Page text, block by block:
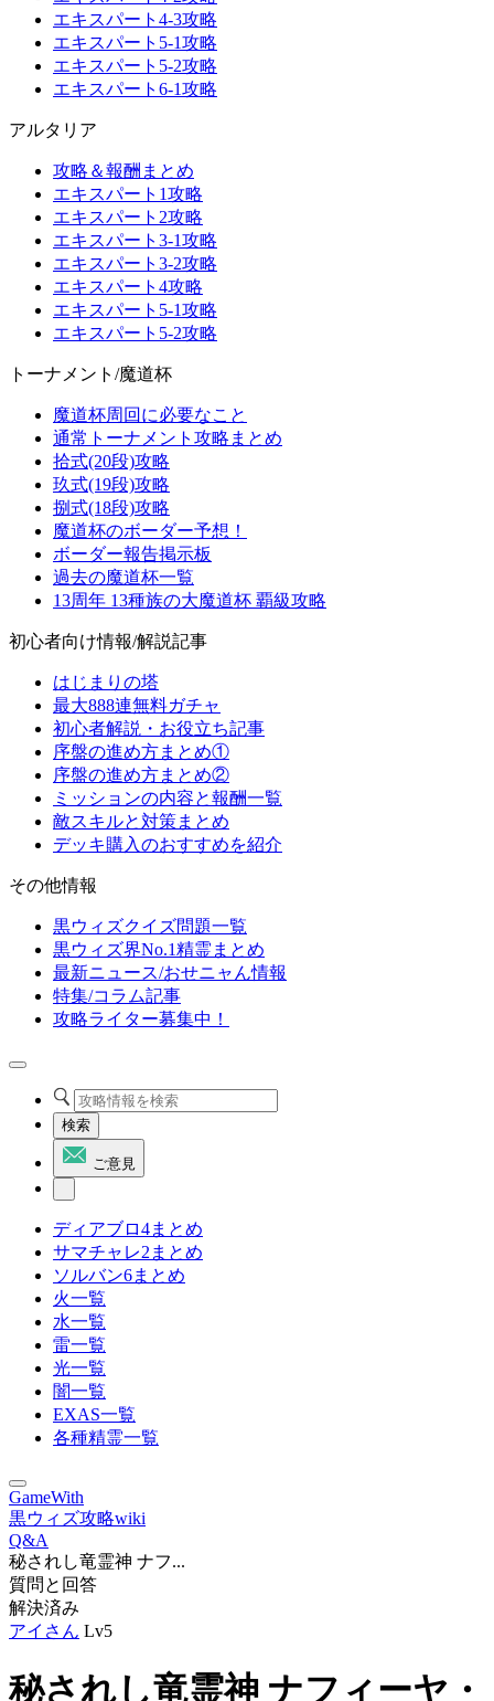
エキスパート4-3攻略
エキスパート5-1攻略
エキスパート5-2攻略
エキスパート6-1攻略
アルタリア
攻略＆報酬まとめ
エキスパート1攻略
エキスパート2攻略
エキスパート3-1攻略
エキスパート3-2攻略
エキスパート4攻略
エキスパート5-1攻略
エキスパート5-2攻略
トーナメント/魔道杯
魔道杯周回に必要なこと
通常トーナメント攻略まとめ
拾式(20段)攻略
玖式(19段)攻略
捌式(18段)攻略
魔道杯のボーダー予想！
ボーダー報告掲示板
過去の魔道杯一覧
13周年 13種族の大魔道杯 覇級攻略
初心者向け情報/解説記事
はじまりの塔
最大888連無料ガチャ
初心者解説・お役立ち記事
序盤の進め方まとめ①
序盤の進め方まとめ②
ミッションの内容と報酬一覧
敵スキルと対策まとめ
デッキ購入のおすすめを紹介
その他情報
黒ウィズクイズ問題一覧
黒ウィズ界No.1精霊まとめ
最新ニュース/おせニャん情報
特集/コラム記事
攻略ライター募集中！
検索
ご意見
ディアブロ4まとめ
サマチャレ2まとめ
ソルバン6まとめ
火一覧
水一覧
雷一覧
光一覧
闇一覧
EXAS一覧
各種精霊一覧
GameWith
黒ウィズ攻略wiki
Q&A
秘されし竜霊神 ナフ...
質問と回答
解決済み
アイさん Lv5
秘されし竜霊神 ナフィーヤ・